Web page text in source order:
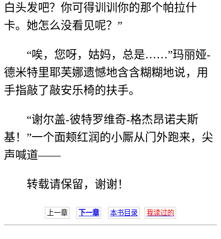
白头发吧？你可得训训你的那个帕拉什
卡。她怎么没看见呢？”
“唉，您呀，姑妈，总是……”玛丽娅-
德米特里耶芙娜遗憾地含含糊糊地说，用
手指敲了敲安乐椅的扶手。
“谢尔盖-彼特罗维奇-格杰昂诺夫斯
基！”一个面颊红润的小厮从门外跑来，尖
声喊道——
转载请保留，谢谢！
上一章 下一章 本书目录 我读过的